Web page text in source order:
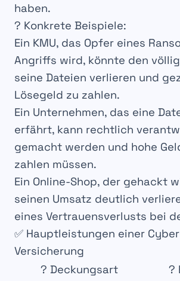
haben.
? Konkrete Beispiele:
Ein KMU, das Opfer eines
Angriffs wird, könnte den
seine Dateien verlieren und
Lösegeld zu zahlen.
Ein Unternehmen, das eine
erfährt, kann rechtlich
gemacht werden und hohe
zahlen müssen.
Ein Online-Shop, der gehackt
seinen Umsatz deutlich
eines Vertrauensverlusts bei
✅ Hauptleistungen einer
Versicherung
? Deckungsart ?️